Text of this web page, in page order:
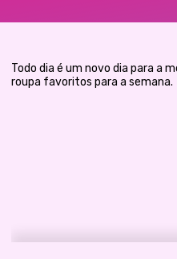
Todo dia é um novo dia para a
roupa favoritos para a semana.